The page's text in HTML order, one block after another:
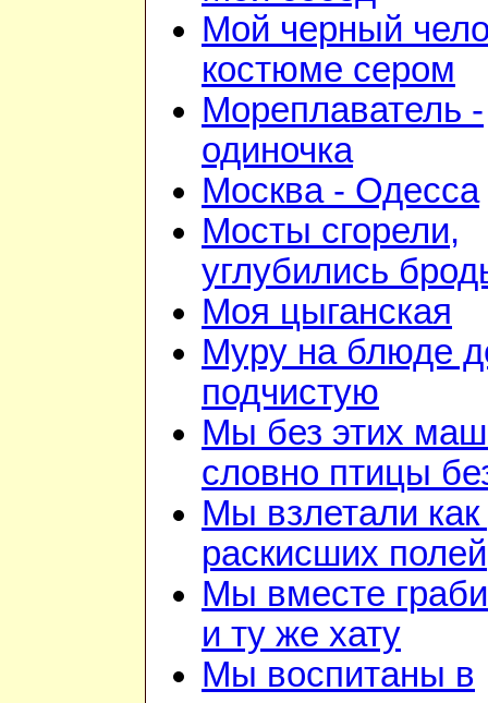
Мой черный
костюме сером
Мореплаватель -
одиночка
Москва - Одесса
Мосты сгорели,
углубились
Моя цыганская
Муру на блюде
подчистую
Мы без этих
словно птицы
Мы взлетали как
раскисших полей
Мы вместе
и ту же хату
Мы воспитаны в